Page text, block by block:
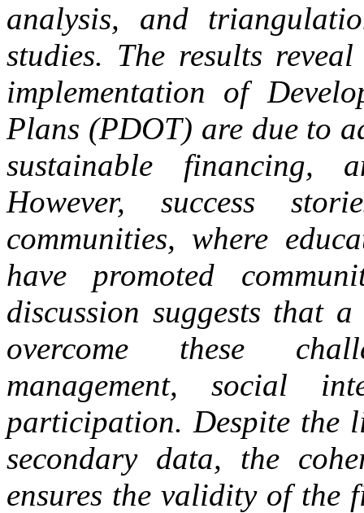
analysis, and
studies. The results
implementation of
Plans (PDOT) are due to
sustainable financing,
However, success
communities, where
have promoted
discussion suggests that
overcome these
management, social
participation. Despite the
secondary data, the
ensures the validity of the